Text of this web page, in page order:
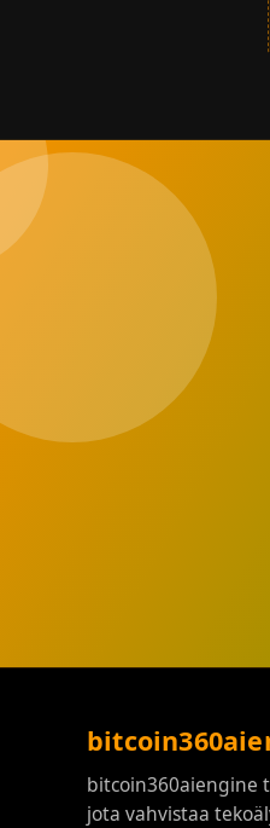
bitcoin360aiengine
jota vahvistaa